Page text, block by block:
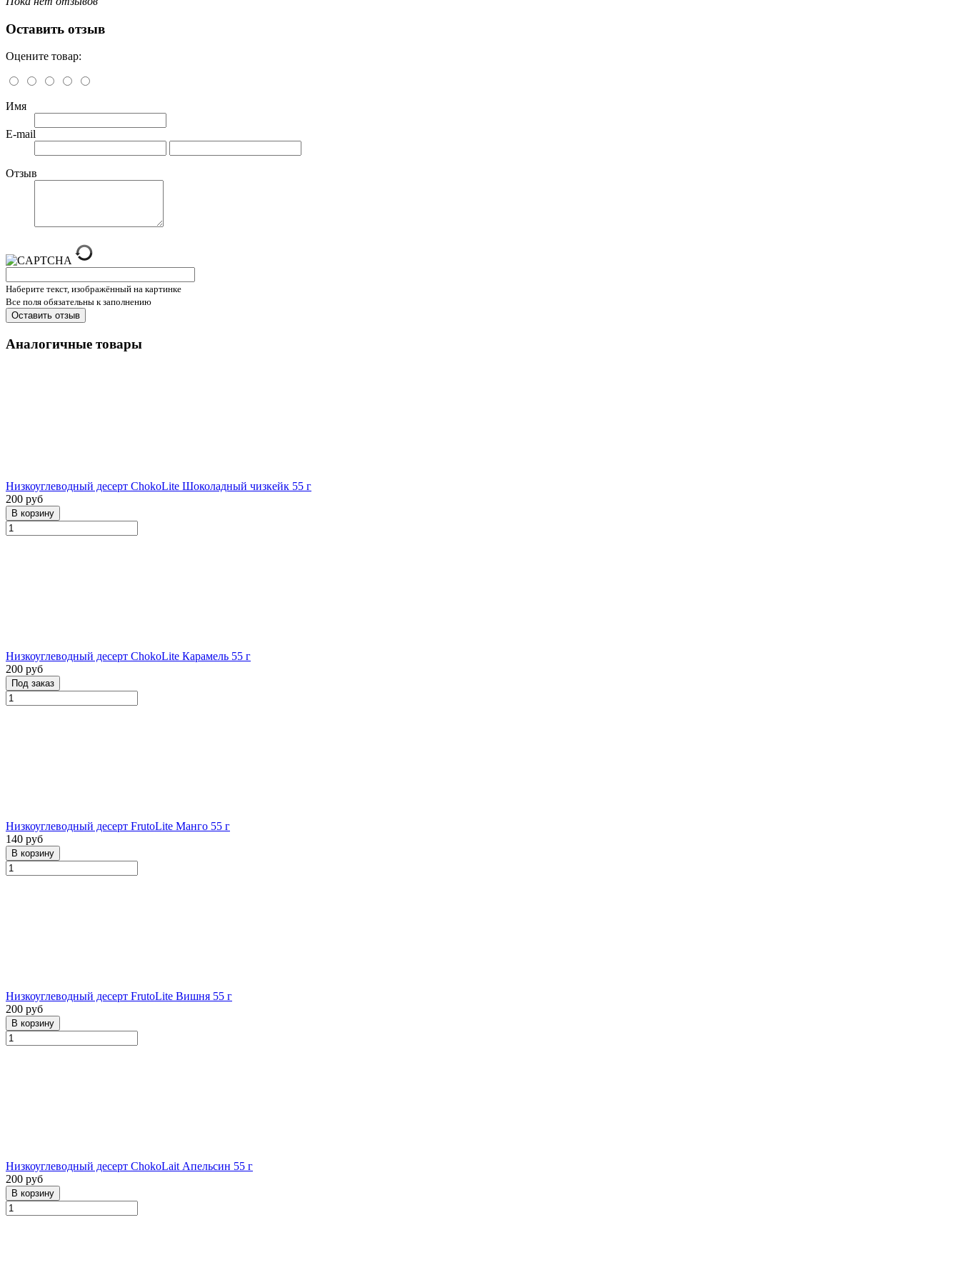
Оставить отзыв
Оцените товар:
Имя
E-mail
Отзыв
Наберите текст, изображённый на картинке
Все поля обязательны к заполнению
Аналогичные товары
Низкоуглеводный десерт ChokoLite Шоколадный чизкейк 55 г
200 руб
Низкоуглеводный десерт ChokoLite Карамель 55 г
200 руб
Низкоуглеводный десерт FrutoLite Манго 55 г
140 руб
Низкоуглеводный десерт FrutoLite Вишня 55 г
200 руб
Низкоуглеводный десерт ChokoLait Апельсин 55 г
200 руб